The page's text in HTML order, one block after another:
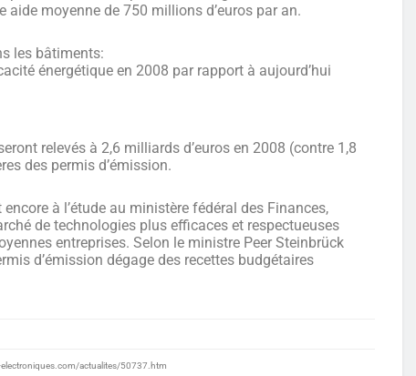
moyenne de 750 millions d’euros par an.
les bâtiments:
énergétique en 2008 par rapport à aujourd’hui
relevés à 2,6 milliards d’euros en 2008 (contre 1,8
des permis d’émission.
à l’étude au ministère fédéral des Finances,
de technologies plus efficaces et respectueuses
entreprises. Selon le ministre Peer Steinbrück
d’émission dégage des recettes budgétaires
actualites/50737.htm